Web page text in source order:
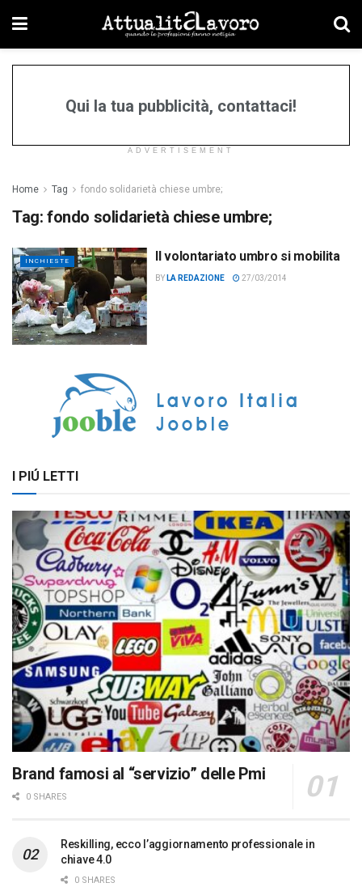
Qui la tua pubblicità, contattaci!
ADVERTISEMENT
Home Tag fondo solidarietà chiese umbre;
Tag: fondo solidarietà chiese umbre;
INCHIESTE Il volontariato umbro si mobilita
BY LA REDAZIONE 27/03/2014
I PIÚ LETTI
Brand famosi al “servizio” delle Pmi
0 SHARES
Reskilling, ecco l’aggiornamento professionale in
chiave 4.0
0 SHARES